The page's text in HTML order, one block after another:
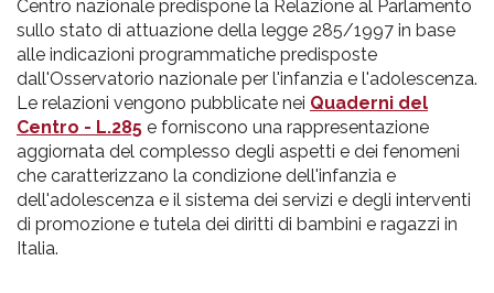
Centro nazionale predispone la Relazione al Parlamento
sullo stato di attuazione della legge 285/1997 in base
alle indicazioni programmatiche predisposte
dall'Osservatorio nazionale per l'infanzia e l'adolescenza.
Le relazioni vengono pubblicate nei Quaderni del
Centro - L.285 e forniscono una rappresentazione
aggiornata del complesso degli aspetti e dei fenomeni
che caratterizzano la condizione dell'infanzia e
dell'adolescenza e il sistema dei servizi e degli interventi
di promozione e tutela dei diritti di bambini e ragazzi in
Italia.